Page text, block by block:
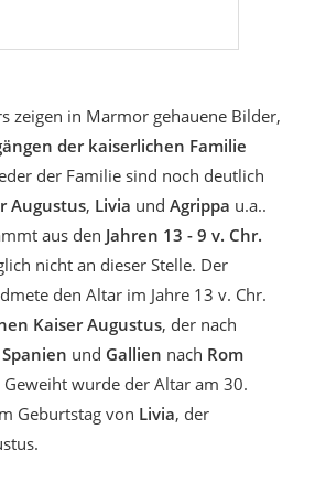
zeigen in Marmor gehauene Bilder,
der kaiserlichen Familie
der Familie sind noch deutlich
Augustus, Livia und Agrippa u.a..
aus den Jahren 13 - 9 v. Chr.
nicht an dieser Stelle. Der
den Altar im Jahre 13 v. Chr.
Kaiser Augustus, der nach
Spanien und Gallien nach Rom
wurde der Altar am 30.
Geburtstag von Livia, der